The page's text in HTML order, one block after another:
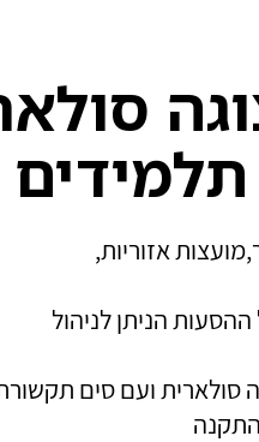
אזוריות,
הניתן לניהול
סולארית ועם סים